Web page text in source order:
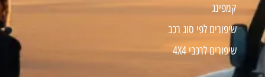
קמפינג
שיפורים לפי סוג רכב
שיפורים לרכבי 4X4